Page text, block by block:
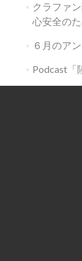
クラファ
心安全の
６月のア
Podcast「